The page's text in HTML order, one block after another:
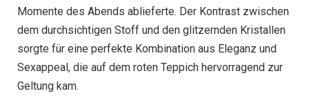
Momente des Abends ablieferte. Der Kontrast zwischen
dem durchsichtigen Stoff und den glitzernden Kristallen
sorgte für eine perfekte Kombination aus Eleganz und
Sexappeal, die auf dem roten Teppich hervorragend zur
Geltung kam.